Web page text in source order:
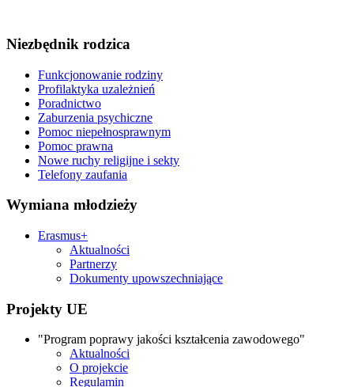
Niezbędnik rodzica
Funkcjonowanie rodziny
Profilaktyka uzależnień
Poradnictwo
Zaburzenia psychiczne
Pomoc niepełnosprawnym
Pomoc prawna
Nowe ruchy religijne i sekty
Telefony zaufania
Wymiana młodzieży
Erasmus+
Aktualności
Partnerzy
Dokumenty upowszechniające
Projekty UE
"Program poprawy jakości kształcenia zawodowego"
Aktualności
O projekcie
Regulamin